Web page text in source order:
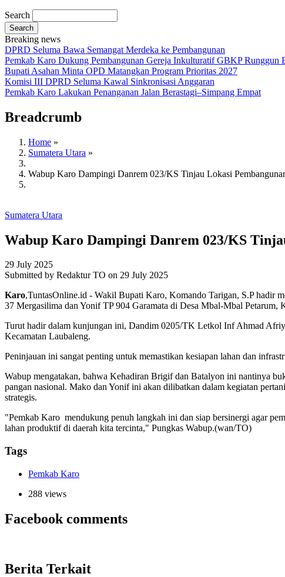
Search
Breaking news
DPRD Seluma Bawa Semangat Merdeka ke Pembangunan
Pemkab Karo Dukung Pembangunan Gereja Inkulturatif GBKP Runggun
Bupati Asahan Minta OPD Matangkan Program Prioritas 2027
Komisi III DPRD Seluma Kawal Sinkronisasi Anggaran
Pemkab Karo Lakukan Penanganan Jalan Berastagi–Simpang Empat
Breadcrumb
Home »
Sumatera Utara »
Wabup Karo Dampingi Danrem 023/KS Tinjau Lokasi
Sumatera Utara
Wabup Karo Dampingi Danrem 023/KS
29 July 2025
Submitted by Redaktur TO on 29 July 2025
Karo,TuntasOnline.id - Wakil Bupati Karo, Komando Tarigan, S.P hadir
37 Mergasilima dan Yonif TP 904 Garamata di Desa Mbal-Mbal Petarum,
Turut hadir dalam kunjungan ini, Dandim 0205/TK Letkol Inf Ahmad
Kecamatan Laubaleng.
Peninjauan ini sangat penting untuk memastikan kesiapan lahan dan
Wabup mengatakan, bahwa Kehadiran Brigif dan Batalyon ini nantinya
pangan nasional. Mako dan Yonif ini akan dilibatkan dalam kegiatan
strategis.
"Pemkab Karo mendukung penuh langkah ini dan siap bersinergi agar
lahan produktif di daerah kita tercinta," Pungkas Wabup.(wan/TO)
Tags
Pemkab Karo
288 views
Facebook comments
Berita Terkait